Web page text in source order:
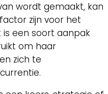
wordt gemaakt, kan
zijn voor het
is een soort aanpak
om haar
zich te